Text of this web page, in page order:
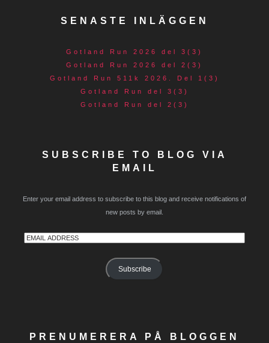
SENASTE INLÄGGEN
Gotland Run 2026 del 3(3)
Gotland Run 2026 del 2(3)
Gotland Run 511k 2026. Del 1(3)
Gotland Run del 3(3)
Gotland Run del 2(3)
SUBSCRIBE TO BLOG VIA
EMAIL
Enter your email address to subscribe to this blog and receive notifications of
new posts by email.
Email
Subscribe
PRENUMERERA PÅ BLOGGEN